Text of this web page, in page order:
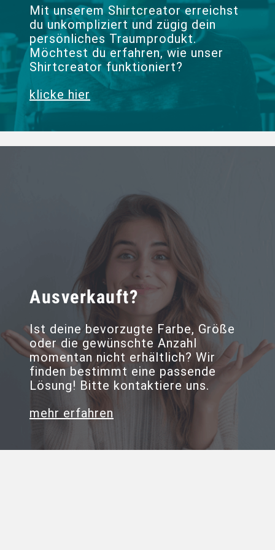
Mit unserem Shirtcreator erreichst
du unkompliziert und zügig dein
persönliches Traumprodukt.
Möchtest du erfahren, wie unser
Shirtcreator funktioniert?
klicke hier
Ausverkauft?
Ist deine bevorzugte Farbe, Größe
oder die gewünschte Anzahl
momentan nicht erhältlich? Wir
finden bestimmt eine passende
Lösung! Bitte kontaktiere uns.
mehr erfahren